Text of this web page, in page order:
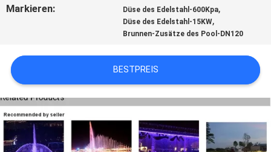
EIN
ZITAT
NEWS
Markieren: Düse des Edelstahl-600Kpa,
Düse des Edelstahl-15KW,
Brunnen-Zusätze des Pool-DN120
BESTPREIS